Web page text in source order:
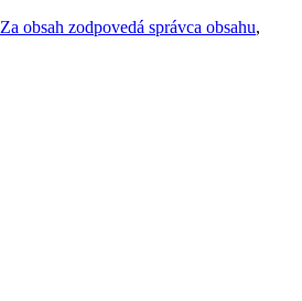
Za obsah zodpovedá správca obsahu,